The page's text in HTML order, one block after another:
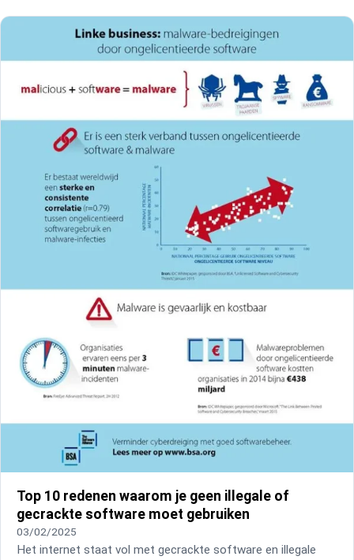
Top 10 redenen waarom je geen illegale of
gecrackte software moet gebruiken
03/02/2025
Het internet staat vol met gecrackte software en illegale